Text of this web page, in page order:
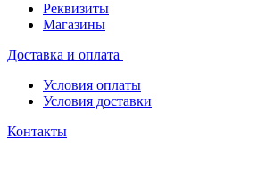
Реквизиты
Магазины
Доставка и оплата
Условия оплаты
Условия доставки
Контакты